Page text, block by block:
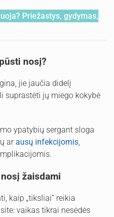
Priežastys, gydymas,
nosį?
jie jaučia didelį
suprastėti jų miego kokybė
ypatybių sergant sloga
arausų infekcijomis,
žaisdami
kaip „tiksliai“ reikia
vaikas tikrai nesėdės